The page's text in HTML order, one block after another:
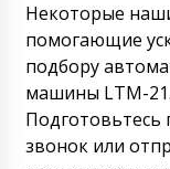
Некоторые
помогающие
подбору
машины LTM-21.
звонок или